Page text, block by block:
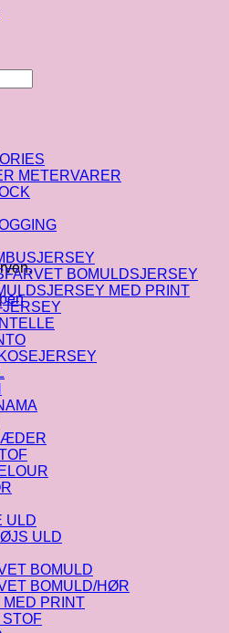
METERVARER
BOMULDSJERSEY
MED PRINT
JERSEY
ULD
ULD
BOMULD
BOMULD/HØR
MED PRINT
STOF